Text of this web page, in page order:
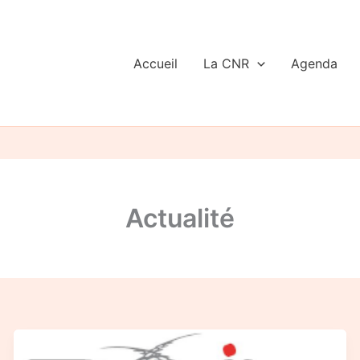
Accueil La CNR Agenda
Actualité